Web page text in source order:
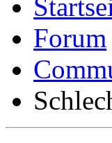
Forum